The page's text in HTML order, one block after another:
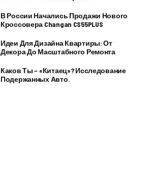
В России Начались Продажи Нового
Кроссовера Changan CS55PLUS
Идеи Для Дизайна Квартиры: От
Декора До Масштабного Ремонта
Каков Ты – «китаец»? Исследование
Подержанных Авто.